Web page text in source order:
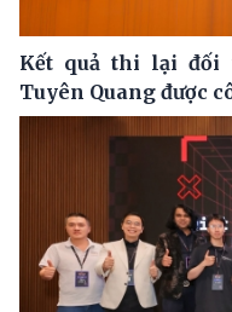
Kết quả thi lại đối
Tuyên Quang được